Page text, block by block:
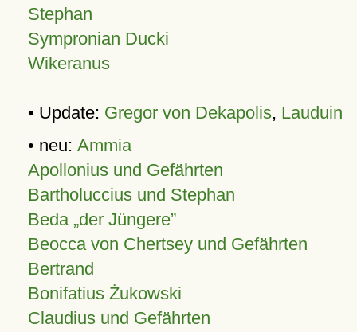
Stephan
Sympronian Ducki
Wikeranus
• Update: Gregor von Dekapolis, Lauduin
• neu: Ammia
Apollonius und Gefährten
Bartholuccius und Stephan
Beda „der Jüngere”
Beocca von Chertsey und Gefährten
Bertrand
Bonifatius Żukowski
Claudius und Gefährten